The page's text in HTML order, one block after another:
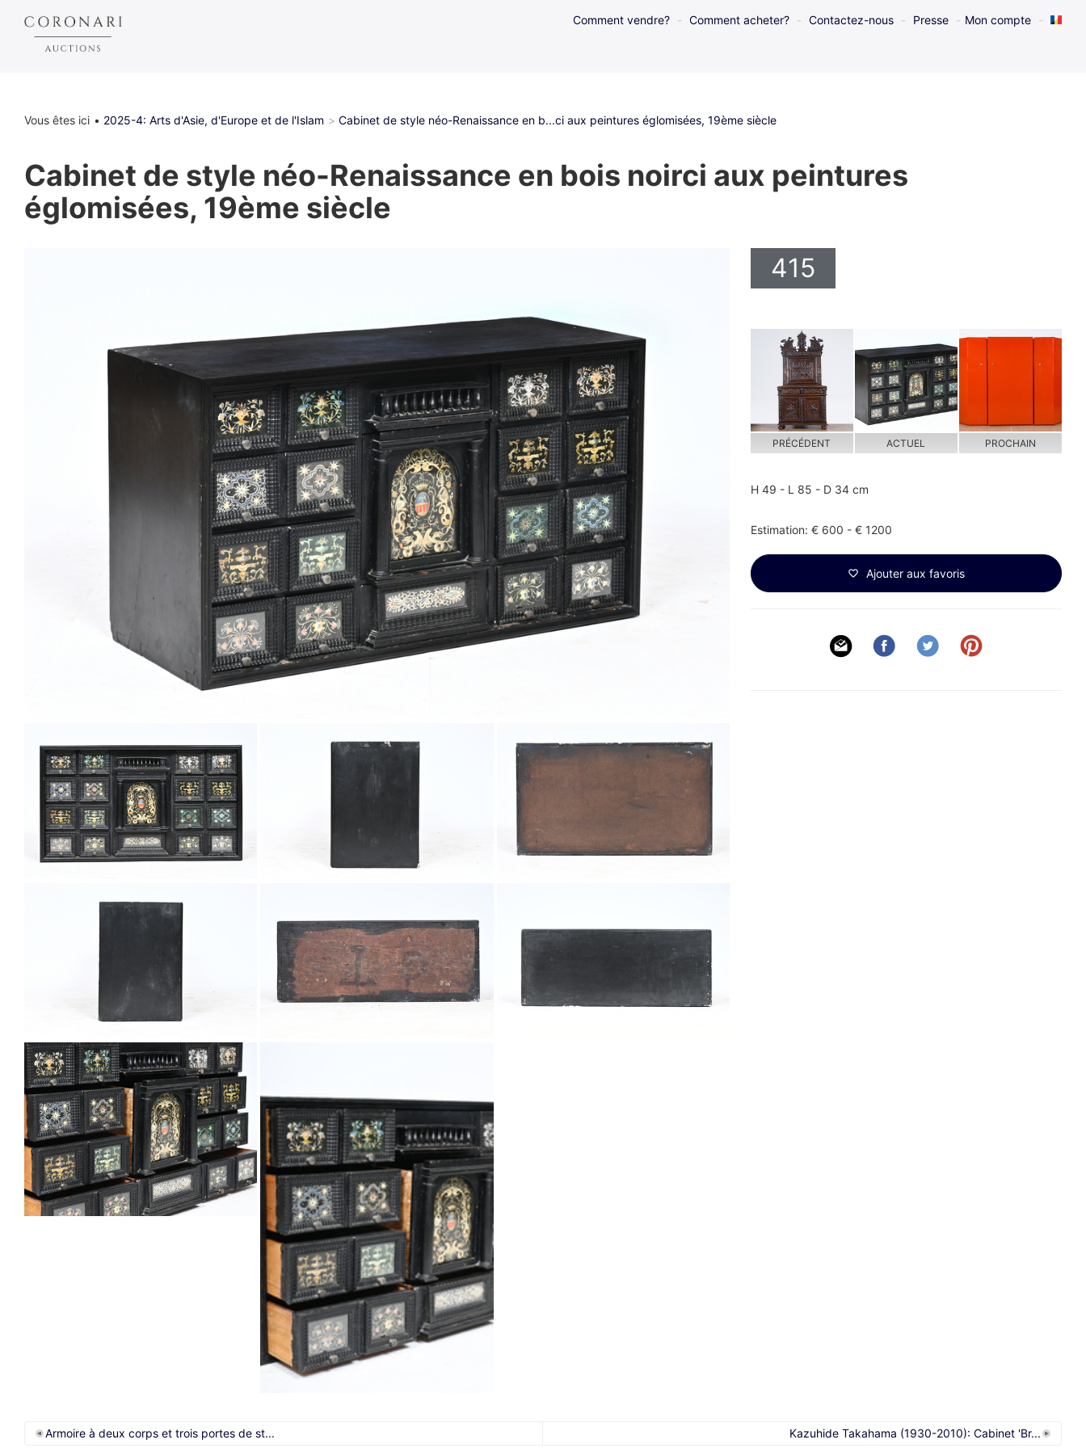
Comment vendre? Comment acheter? Contactez-nous Presse Mon compte
Vous êtes ici 2025-4: Arts d'Asie, d'Europe et de l'Islam Cabinet de style néo-Renaissance en b...ci aux peintures églomisées, 19ème siècle
Cabinet de style néo-Renaissance en bois noirci aux peintures
églomisées, 19ème siècle
415
PRÉCÉDENT ACTUEL PROCHAIN
H 49 - L 85 - D 34 cm
Estimation: € 600 - € 1200
Ajouter aux favoris
Armoire à deux corps et trois portes de st... Kazuhide Takahama (1930-2010): Cabinet 'Br...